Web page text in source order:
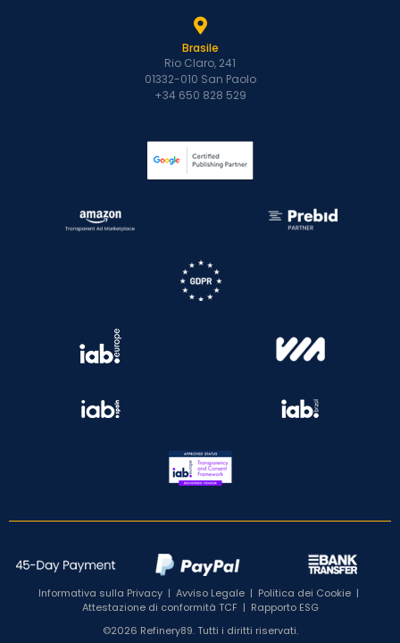
Brasile
Rio Claro, 241
01332-010 San Paolo
+34 650 828 529
Informativa sulla Privacy | Avviso Legale | Politica dei Cookie |
Attestazione di conformità TCF| Rapporto ESG
©2026 Refinery89. Tutti i diritti riservati.